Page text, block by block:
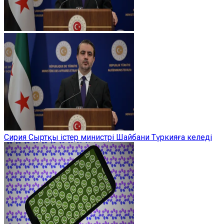
Сирия Сыртқы істер министрі Шайбани Түркияға келеді